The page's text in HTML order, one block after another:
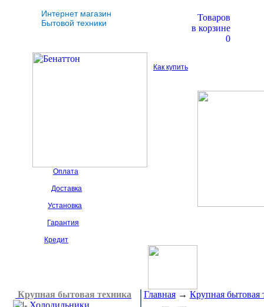
Интернет магазин
Бытовой техники
Товаров
в корзине
0
Как купить
Оплата
Доставка
Установка
Гарантия
Кредит
Крупная бытовая техника
Холодильники
Главная → Крупная бытовая